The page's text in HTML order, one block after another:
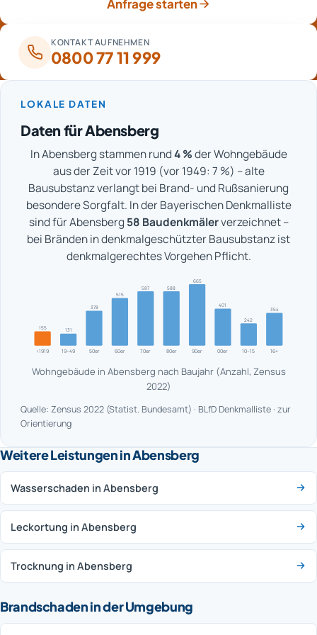
Anfrage starten
KONTAKT AUFNEHMEN
0800 77 11 999
LOKALE DATEN
Daten für Abensberg
In Abensberg stammen rund4 %der Wohngebäude
aus der Zeit vor 1919 (vor 1949: 7 %) – alte
Bausubstanz verlangt bei Brand- und Rußsanierung
besondere Sorgfalt. In der Bayerischen Denkmalliste
sind für Abensberg 58 Baudenkmälerverzeichnet –
bei Bränden in denkmalgeschützter Bausubstanz ist
denkmalgerechtes Vorgehen Pflicht.
<1919
155
19–49
131
50er
378
60er
515
70er
587
80er
588
90er
665
00er
401
10–15
242
16+
354
Wohngebäude in Abensberg nach Baujahr (Anzahl, Zensus
2022)
Quelle: Zensus 2022 (Statist. Bundesamt) · BLfD Denkmalliste · zur
Orientierung
Weitere Leistungen in Abensberg
Wasserschaden in Abensberg
Leckortung in Abensberg
Trocknung in Abensberg
Brandschaden in der Umgebung